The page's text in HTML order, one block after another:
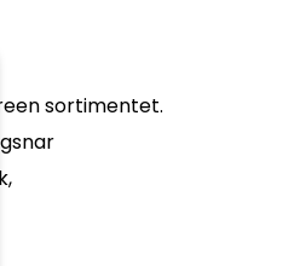
sortimentet.